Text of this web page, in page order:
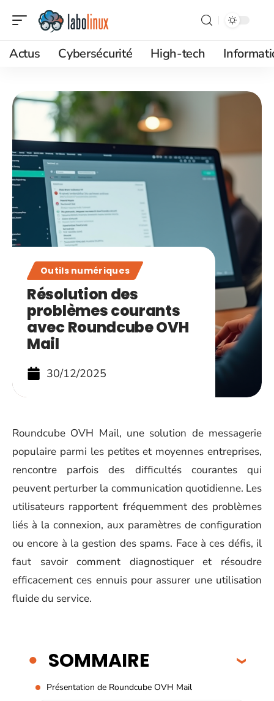
Actus Cybersécurité High-tech
Outils numériques
Résolution des
problèmes courants
avec Roundcube OVH
Mail
30/12/2025
Roundcube OVH Mail, une solution de messagerie
populaire parmi les petites et moyennes entreprises,
rencontre parfois des difficultés courantes qui
peuvent perturber la communication quotidienne. Les
utilisateurs rapportent fréquemment des problèmes
liés à la connexion, aux paramètres de configuration
ou encore à la gestion des spams. Face à ces défis, il
faut savoir comment diagnostiquer et résoudre
efficacement ces ennuis pour assurer une utilisation
fluide du service.
SOMMAIRE
Présentation de Roundcube OVH Mail